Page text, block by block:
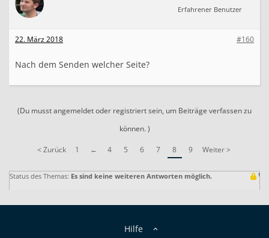
Erfahrener Benutzer
#160
22. März 2018
Nach dem Senden welcher Seite?
(Du musst angemeldet oder registriert sein, um Beiträge verfassen zu
können. )
< Zurück 1 ← 4 5 6 7 8 9 Weiter >
Status des Themas: Es sind keine weiteren Antworten möglich.
Hilfe